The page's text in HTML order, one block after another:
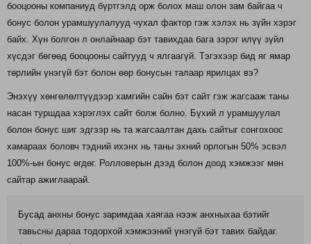
бооцооны компаниуд бүртгэлд орж болох маш олон зам байгаа ч
бонус болон урамшуулалууд чухал фактор гэж хэлэх нь зүйн хэрэг
байх. Хүн болгон л онлайнаар бэт тавихдаа бага зэрэг илүү зүйл
хүсдэг бөгөөд бооцооны сайтууд ч ялгаагүй. Тэгэхээр бид яг ямар
төрлийн үнэгүй бэт болон өөр бонусын талаар ярилцах вэ?
Энэхүү хөнгөлөлтүүдээр хамгийн сайн бэт сайт гэж жагсааж таны
насан туршдаа хэрэглэх сайт болж болно. Бүхий л урамшуулал
болон бонус шиг эдгээр нь та жагсаалтан дахь сайтыг сонгохоос
хамараах боловч тэдний ихэнх нь таны эхний орлогын 50% эсвэл
100%-ын бонус өгдөг. Ролловерын дээд болон доод хэмжээг мөн
сайтар ажиглаарай.
Бусад анхны бонус заримдаа хаягаа нээж анхныхаа бэтийг
тавьсны дараа тодорхой хэмжээний үнэгүй бэт тавих байдаг.